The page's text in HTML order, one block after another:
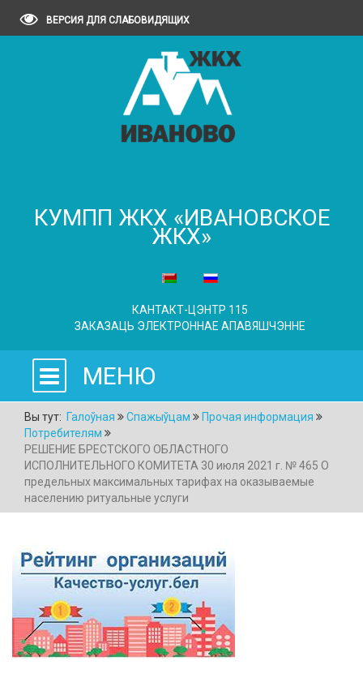
ВЕРСИЯ ДЛЯ СЛАБОВИДЯЩИХ
КУМПП ЖКХ «ИВАНОВСКОЕ
ЖКХ»
КАНТАКТ-ЦЭНТР 115
ЗАКАЗАЦЬ ЭЛЕКТРОННАЕ АПАВЯШЧЭННЕ
МЕНЮ
Вы тут: Галоўная Спажыўцам
Прочая информация
Потребителям
РЕШЕНИЕ БРЕСТСКОГО ОБЛАСТНОГО
ИСПОЛНИТЕЛЬНОГО КОМИТЕТА 30 июля 2021 г. № 465 О
предельных максимальных тарифах на оказываемые
населению ритуальные услуги